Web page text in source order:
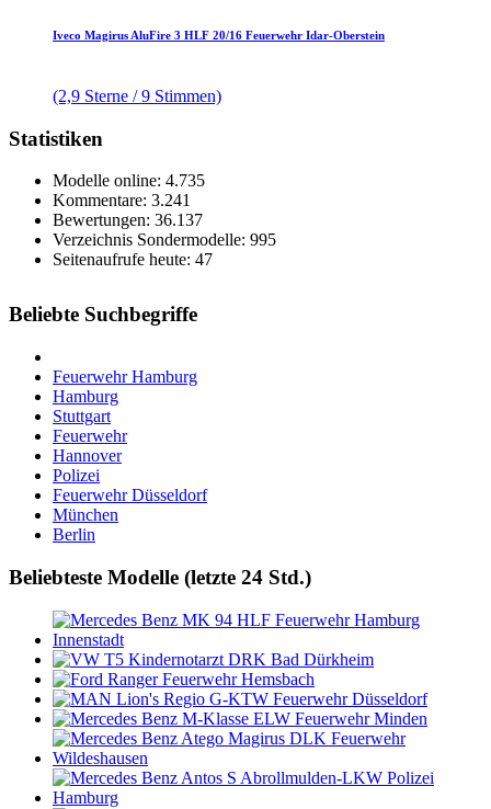
Iveco Magirus AluFire 3 HLF 20/16 Feuerwehr Idar-Oberstein
(2,9 Sterne / 9 Stimmen)
Statistiken
Modelle online: 4.735
Kommentare: 3.241
Bewertungen: 36.137
Verzeichnis Sondermodelle: 995
Seitenaufrufe heute: 47
Beliebte Suchbegriffe
Feuerwehr Hamburg
Hamburg
Stuttgart
Feuerwehr
Hannover
Polizei
Feuerwehr Düsseldorf
München
Berlin
Beliebteste Modelle (letzte 24 Std.)